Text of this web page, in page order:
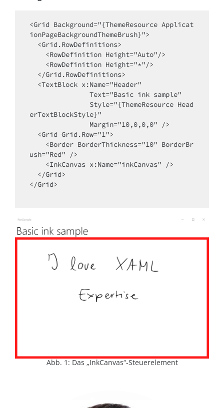
<Grid Background="{ThemeResource Applicat
ionPageBackgroundThemeBrush}">
erTextBlockStyle}"
ush="Red" />
</Grid>
Abb. 1: Das „InkCanvas“-Steuerelement